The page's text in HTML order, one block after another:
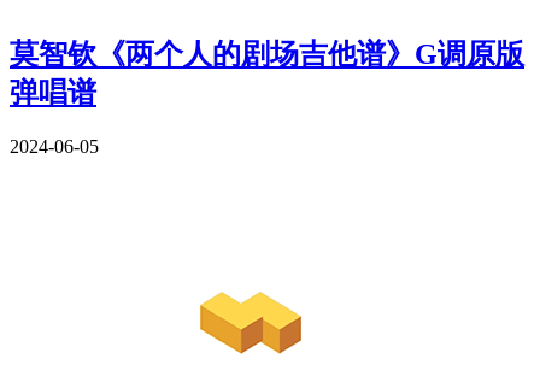
莫智钦《两个人的剧场吉他谱》G调原版
弹唱谱
2024-06-05